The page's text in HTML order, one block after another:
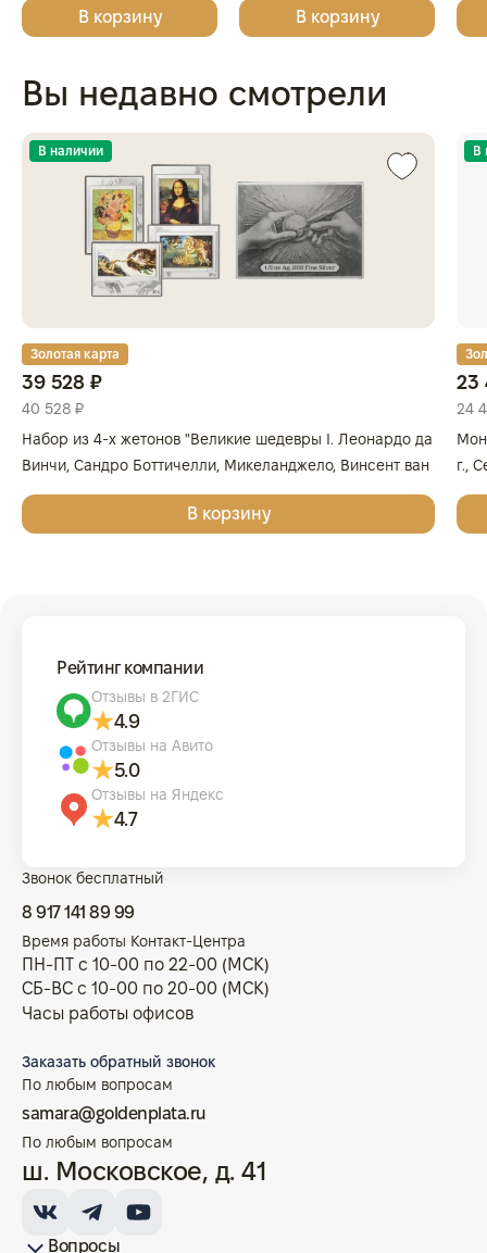
в капсулахВ корзину
бордовыйВ корзину
Вы недавно смотрели
В наличии
Золотая карта
39 528 ₽
40 528 ₽
Набор из 4-х жетонов "Великие шедевры I. Леонардо да
Винчи, Сандро Боттичелли, Микеланджело, Винсент ван
Гог", 2025г., Серебро, 62,2 гр., проба 999, ГЕРМАНИЯ
В корзину
В
23
24
г.,
Рейтинг компании
Отзывы в 2ГИС
4.9
Отзывы на Авито
5.0
Отзывы на Яндекс
4.7
Вопросы
Звонок бесплатный
8 917 141 89 99
Время работы Контакт-Центра
ПН-ПТ с 10-00 по 22-00 (МСК)
СБ-ВС с 10-00 по 20-00 (МСК)
Часы работы офисов
Заказать обратный звонок
По любым вопросам
samara@goldenplata.ru
По любым вопросам
ш. Московское, д. 41